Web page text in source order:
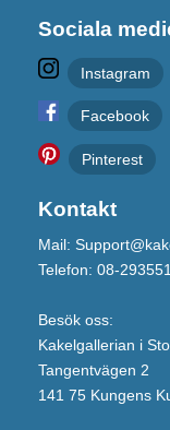
Sociala
Instagram
Facebook
Pinterest
Kontakt
Mail:
Telefon: 08-293551
Besök oss:
Kakelgallerian i
Tangentvägen 2
141 75 Kungens